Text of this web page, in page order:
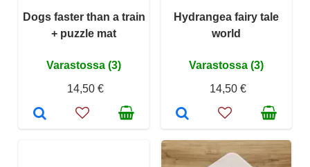
Dogs faster than a train
+ puzzle mat
Varastossa (3)
14,50 €
Hydrangea fairy tale
world
Varastossa (3)
14,50 €